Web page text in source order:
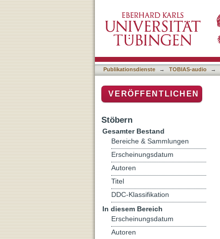
Publikationsdienste → TOBIAS-audio →
VERÖFFENTLICHEN
Stöbern
Gesamter Bestand
Bereiche & Sammlungen
Erscheinungsdatum
Autoren
Titel
DDC-Klassifikation
In diesem Bereich
Erscheinungsdatum
Autoren